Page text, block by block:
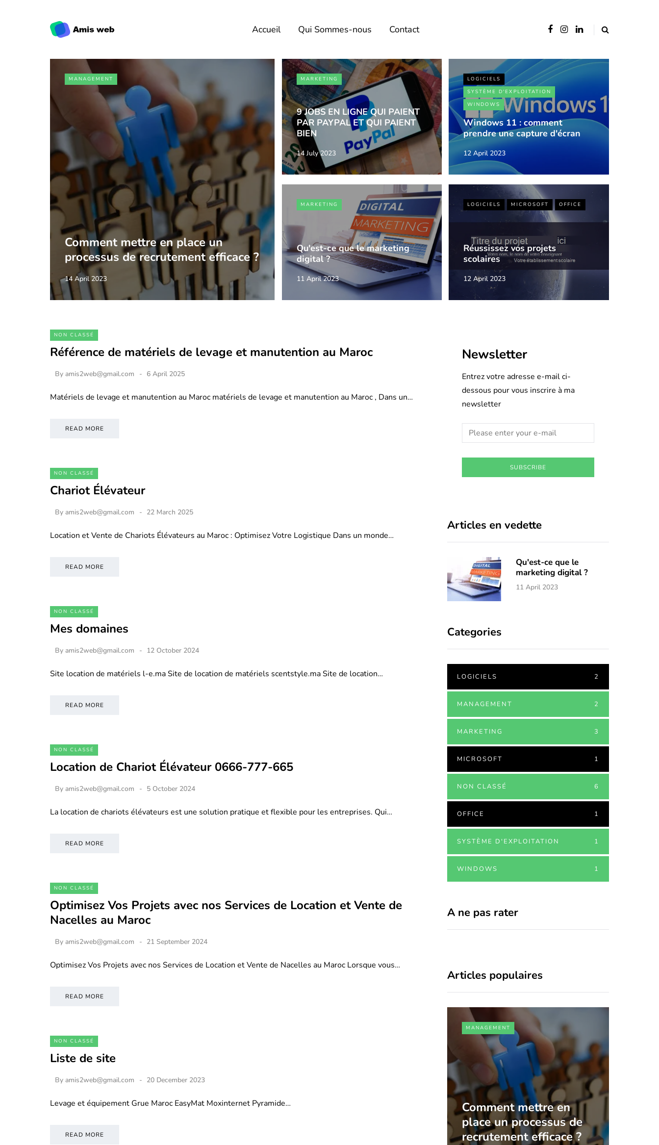
Accueil Qui Sommes-nous Contact
MANAGEMENT
Comment mettre en place un
processus de recrutement efficace ?
14 April 2023
MARKETING
9 JOBS EN LIGNE QUI PAIENT
PAR PAYPAL ET QUI PAIENT
BIEN
14 July 2023
LOGICIELS
SYSTÈME D'EXPLOITATION
WINDOWS
Windows 11 : comment
prendre une capture d'écran
12 April 2023
MARKETING
Qu'est-ce que le marketing
digital ?
11 April 2023
LOGICIELS MICROSOFT OFFICE
Réussissez vos projets
scolaires
12 April 2023
NON CLASSÉ
Référence de matériels de levage et manutention au Maroc
By amis2web@gmail.com 6 April 2025
Matériels de levage et manutention au Maroc matériels de levage et manutention au Maroc , Dans un…
READ MORE
NON CLASSÉ
Chariot Élévateur
By amis2web@gmail.com 22 March 2025
Location et Vente de Chariots Élévateurs au Maroc : Optimisez Votre Logistique Dans un monde…
READ MORE
NON CLASSÉ
Mes domaines
By amis2web@gmail.com 12 October 2024
Site location de matériels l-e.ma Site de location de matériels scentstyle.ma Site de location…
READ MORE
NON CLASSÉ
Location de Chariot Élévateur 0666-777-665
By amis2web@gmail.com 5 October 2024
La location de chariots élévateurs est une solution pratique et flexible pour les entreprises. Qui…
READ MORE
NON CLASSÉ
Optimisez Vos Projets avec nos Services de Location et Vente de
Nacelles au Maroc
By amis2web@gmail.com 21 September 2024
Optimisez Vos Projets avec nos Services de Location et Vente de Nacelles au Maroc Lorsque vous…
READ MORE
NON CLASSÉ
Liste de site
By amis2web@gmail.com 20 December 2023
Levage et équipement Grue Maroc EasyMat Moxinternet Pyramide…
READ MORE
Newsletter
Entrez votre adresse e-mail ci-
dessous pour vous inscrire à ma
newsletter
SUBSCRIBE
Articles en vedette
Qu'est-ce que le
marketing digital ?
11 April 2023
Categories
LOGICIELS 2
MANAGEMENT 2
MARKETING 3
MICROSOFT 1
NON CLASSÉ 6
OFFICE 1
SYSTÈME D'EXPLOITATION 1
WINDOWS 1
A ne pas rater
Articles populaires
MANAGEMENT
Comment mettre en
place un processus de
recrutement efficace ?